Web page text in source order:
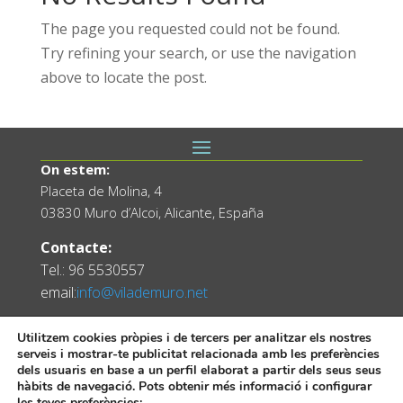
The page you requested could not be found.
Try refining your search, or use the navigation
above to locate the post.
On estem:
Placeta de Molina, 4
03830 Muro d’Alcoi, Alicante, España
Contacte:
Tel.: 96 5530557
email:info@vilademuro.net
Utilitzem cookies pròpies i de tercers per analitzar els nostres
serveis i mostrar-te publicitat relacionada amb les preferències
dels usuaris en base a un perfil elaborat a partir dels seus seus
hàbits de navegació. Pots obtenir més informació i configurar